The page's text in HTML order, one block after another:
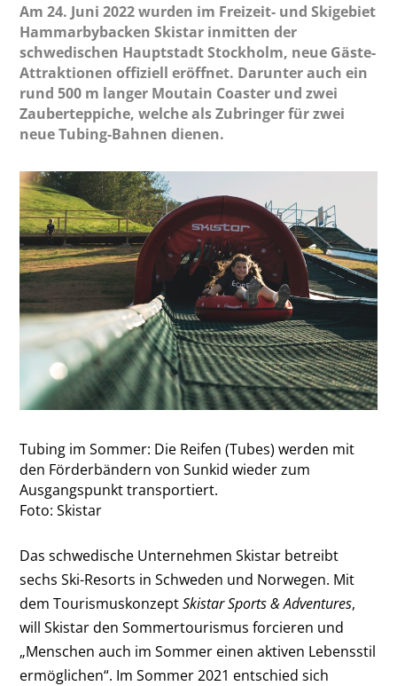
Am 24. Juni 2022 wurden im Freizeit- und Skigebiet
Hammarbybacken Skistar inmitten der
schwedischen Hauptstadt Stockholm, neue Gäste-
Attraktionen offiziell eröffnet. Darunter auch ein
rund 500 m langer Moutain Coaster und zwei
Zauberteppiche, welche als Zubringer für zwei
neue Tubing-Bahnen dienen.
Tubing im Sommer: Die Reifen (Tubes) werden mit
den Förderbändern von Sunkid wieder zum
Ausgangspunkt transportiert.
Foto: Skistar
Das schwedische Unternehmen Skistar betreibt
sechs Ski-Resorts in Schweden und Norwegen. Mit
dem TourismuskonzeptSkistar Sports & Adventures,
will Skistar den Sommertourismus forcieren und
„Menschen auch im Sommer einen aktiven Lebensstil
ermöglichen“. Im Sommer 2021 entschied sich